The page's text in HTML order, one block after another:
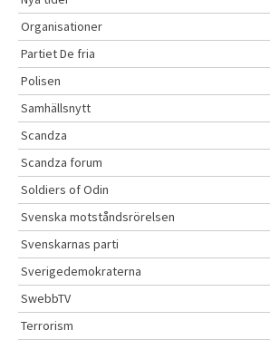
Organisationer
Partiet De fria
Polisen
Samhällsnytt
Scandza
Scandza forum
Soldiers of Odin
Svenska motståndsrörelsen
Svenskarnas parti
Sverigedemokraterna
SwebbTV
Terrorism